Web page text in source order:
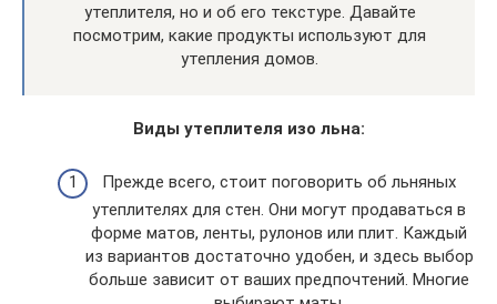
утеплителя, но и об его текстуре. Давайте
посмотрим, какие продукты используют для
утепления домов.
Виды утеплителя изо льна:
Прежде всего, стоит поговорить об льняных
утеплителях для стен. Они могут продаваться в
форме матов, ленты, рулонов или плит. Каждый
из вариантов достаточно удобен, и здесь выбор
больше зависит от ваших предпочтений. Многие